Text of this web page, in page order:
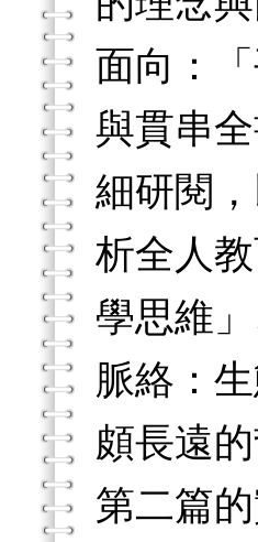
面向：
與貫串
細研閱
析全人
學思維
脈絡：
頗長遠
第二篇